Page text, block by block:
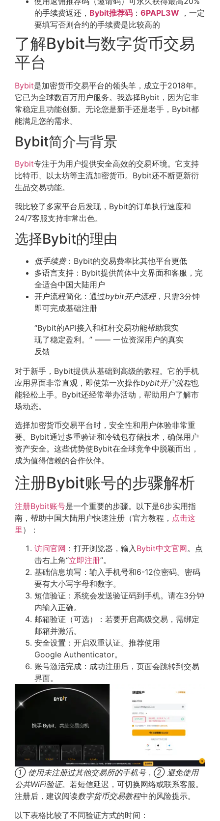
的手续费返还， Bybit推荐码 ： 6PAPL3W ，一定
要填写否则合约的手续费是比较高的
了解Bybit与数字货币交易
平台
Bybit是加密货币交易平台的领头羊，成立于2018年。
它已为全球数百万用户服务。我选择Bybit，因为它非
常稳定且功能创新。无论您是新手还是老手，Bybit都
能满足您的需求。
Bybit简介与背景
Bybit专注于为用户提供安全高效的交易环境。它支持
比特币、以太坊等主流加密货币。Bybit还不断更新衍
生品交易功能。
我比较了多家平台后发现，Bybit的订单执行速度和
24/7客服支持非常出色。
选择Bybit的理由
低手续费：Bybit的交易费率比其他平台更低
多语言支持：Bybit提供简体中文界面和客服，完
全适合中国大陆用户
开户流程简化：通过bybit开户流程，只需3分钟
即可完成基础注册
“Bybit的API接入和杠杆交易功能帮助我实
现了稳定盈利。” —— 一位资深用户的真实
反馈
对于新手，Bybit提供从基础到高级的教程。它的手机
应用界面非常直观，即使第一次操作bybit开户流程也
能轻松上手。Bybit还经常举办活动，帮助用户了解市
场动态。
选择加密货币交易平台时，安全性和用户体验非常重
要。Bybit通过多重验证和冷钱包存储技术，确保用户
资产安全。这些优势使Bybit在全球竞争中脱颖而出，
成为值得信赖的合作伙伴。
注册Bybit账号的步骤解析
注册Bybit账号是一个重要的步骤。以下是6步实用指
南，帮助中国大陆用户快速注册（官方教程， 点击这
里 ）：
访问官网 ：打开浏览器，输入Bybit中文官网。点
击右上角“立即注册”。
基础信息填写：输入手机号和6-12位密码。密码
要有大小写字母和数字。
短信验证：系统会发送验证码到手机。请在3分钟
内输入正确。
邮箱验证（可选）：若要开启高级交易，需绑定
邮箱并激活。
安全设置：开启双重认证。推荐使用
Google Authenticator。
账号激活完成：成功注册后，页面会跳转到交易
界面。
① 使用未注册过其他交易所的手机号， ② 避免使用
公共WiFi验证。若短信延迟，可切换网络或联系客服。
注册后，建议阅读数字货币交易教程中的风险提示。
以下表格比较了不同验证方式的时间：